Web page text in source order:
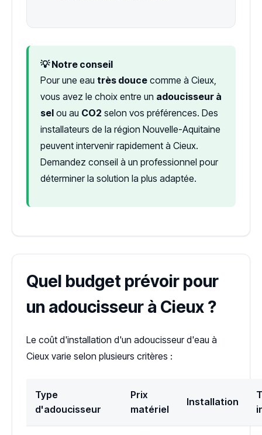
💡 Notre conseil
Pour une eau très douce comme à Cieux,
vous avez le choix entre un adoucisseur à
sel ou au CO2 selon vos préférences. Des
installateurs de la région Nouvelle-Aquitaine
peuvent intervenir rapidement à Cieux.
Demandez conseil à un professionnel pour
déterminer la solution la plus adaptée.
Quel budget prévoir pour
un adoucisseur à Cieux ?
Le coût d'installation d'un adoucisseur d'eau à
Cieux varie selon plusieurs critères :
Type
d'adoucisseur
Prix
matériel
Installation